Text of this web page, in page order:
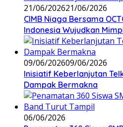
21/06/202621/06/2026
CIMB Niaga Bersama
Indonesia Wujudkan
09/06/202609/06/2026
Inisiatif Keberlanjutan
Dampak Bermakna
06/06/2026